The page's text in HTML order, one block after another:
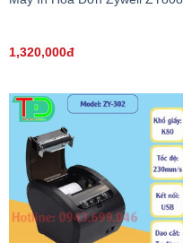
1,320,000đ